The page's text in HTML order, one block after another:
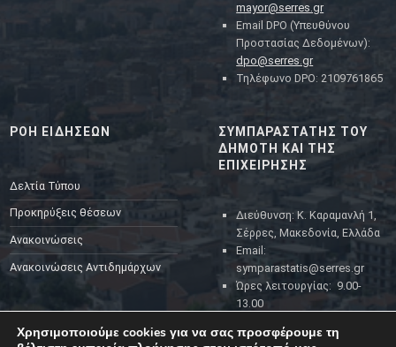
mayor@serres.gr
Email DPO (Υπευθύνου
Προστασίας Δεδομένων):
dpo@serres.gr
Τηλέφωνο DPO: 2109761865
ΡΟΗ ΕΙΔΗΣΕΩΝ
Δελτία Τύπου
Προκηρύξεις θέσεων
Ανακοινώσεις
Ανακοινώσεις Αντιδημάρχων
ΣΥΜΠΑΡΑΣΤΑΤΗΣ ΤΟΥ
ΔΗΜΟΤΗ ΚΑΙ ΤΗΣ
ΕΠΙΧΕΙΡΗΣΗΣ
Διεύθυνση: Κ. Καραμανλή 1,
Σέρρες, Μακεδονία, Ελλάδα
Email:
symparastatis@serres.gr
Ώρες λειτουργίας: 9.00-
13.00
Χρησιμοποιούμε cookies για να σας προσφέρουμε τη